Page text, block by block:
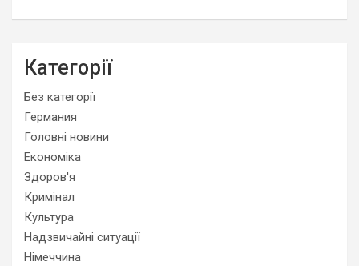
Категорії
Без категорії
Германия
Головні новини
Економіка
Здоров'я
Кримінал
Культура
Надзвичайні ситуації
Німеччина